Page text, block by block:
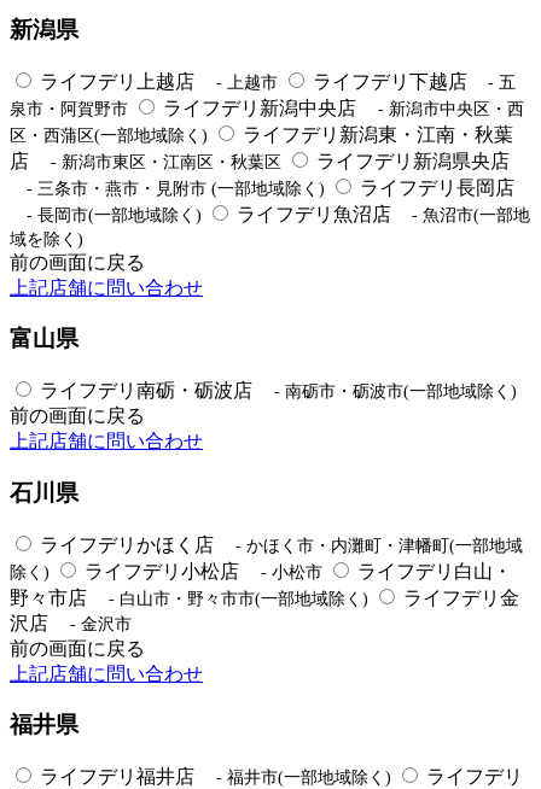
新潟県
ライフデリ上越店 - 上越市 ライフデリ下越店
- 五
泉市・阿賀野市
ライフデリ新潟中央店
- 新潟市中央区・西
区・西蒲区(一部地域除く)
ライフデリ新潟東・江南・秋葉
店
- 新潟市東区・江南区・秋葉区 ライフデリ新潟県央店
- 三条市・燕市・見附市 (一部地域除く) ライフデリ長岡店
- 長岡市(一部地域除く) ライフデリ魚沼店
- 魚沼市(一部地
域を除く)
前の画面に戻る
上記店舗に問い合わせ
富山県
ライフデリ南砺・砺波店 - 南砺市・砺波市(一部地域除く)
前の画面に戻る
上記店舗に問い合わせ
石川県
ライフデリかほく店
- かほく市・内灘町・津幡町(一部地域
除く)
ライフデリ小松店 - 小松市
ライフデリ白山・
野々市店
- 白山市・野々市市(一部地域除く)
ライフデリ金
沢店
- 金沢市
前の画面に戻る
上記店舗に問い合わせ
福井県
ライフデリ福井店 - 福井市(一部地域除く)
ライフデリ